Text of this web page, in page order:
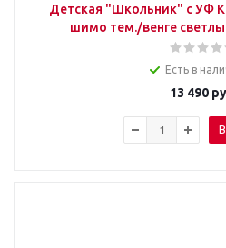
Детская "Школьник" с УФ
шимо тем./венге
Есть в
13 490